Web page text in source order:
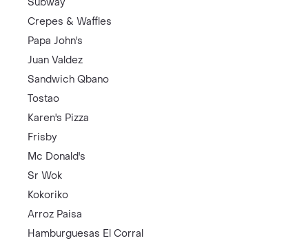
Crepes & Waffles
Papa John's
Juan Valdez
Sandwich Qbano
Tostao
Karen's Pizza
Frisby
Mc Donald's
Sr Wok
Kokoriko
Arroz Paisa
Hamburguesas El Corral